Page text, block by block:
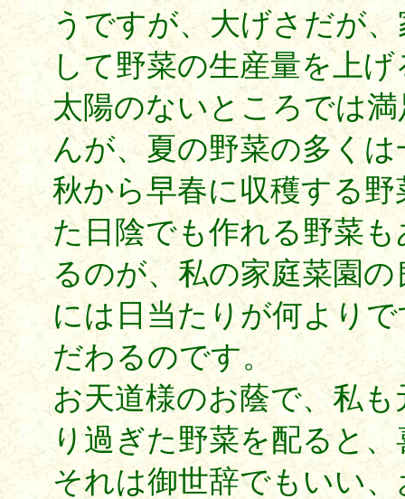
うですが、大げさだが
して野菜の生産量を上
太陽のないところでは
んが、夏の野菜の多く
秋から早春に収穫する
た日陰でも作れる野菜
るのが、私の家庭菜園
には日当たりが何より
だわるのです。
お天道様のお蔭で、私
り過ぎた野菜を配ると
それは御世辞でもいい